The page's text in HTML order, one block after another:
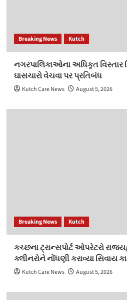
Breaking News Kutch
નગરપાલિકાઓના અધિકૃત વિસ્‍તાર
ઘાસચારો વેચવા પર પ્રતિબંધ
Kutch Care News August 5, 2026
Breaking News Kutch
કચ્‍છના ટ્રાન્‍સપોર્ટ ઓપરેટરો
ક્લીનરોને નોંધણી કરાવ્‍યા સિવાય
Kutch Care News August 5, 2026